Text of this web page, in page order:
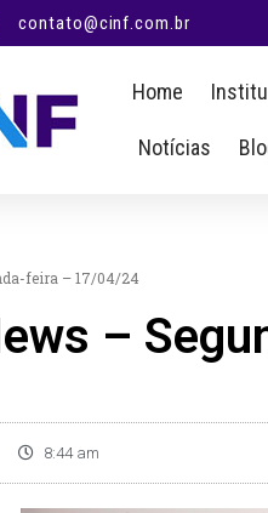
contato@cinf.com.br
Home
Notícias
feira – 17/04/24
–
8:44 am